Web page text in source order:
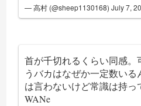
— 高村 (@sheep1130168)July 7,
首が千切れるくらい同感。
うバカはなぜか一定数いる
は言わないけど常識は持
WANe